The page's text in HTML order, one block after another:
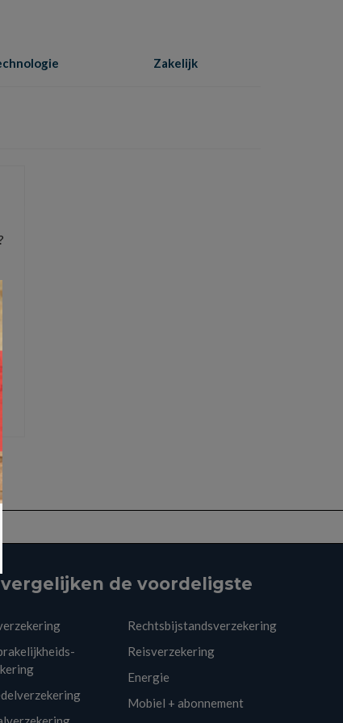
Zakelijk
de voordeligste
Rechtsbijstandsverzekering
Reisverzekering
Energie
Mobiel + abonnement